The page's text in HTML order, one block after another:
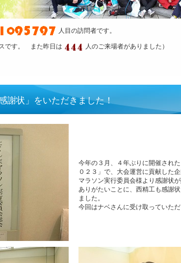
人目の訪問者です。
です。 また昨日は 人のご来場者がありました）
謝状」をいただきました！
今年の３月、４年ぶりに開催され
０２３」で、大会運営に貢献した
マラソン実行委員会様より感謝状が
ありがたいことに、西精工も感謝
ました。
今回はナベさんに受け取っていただ